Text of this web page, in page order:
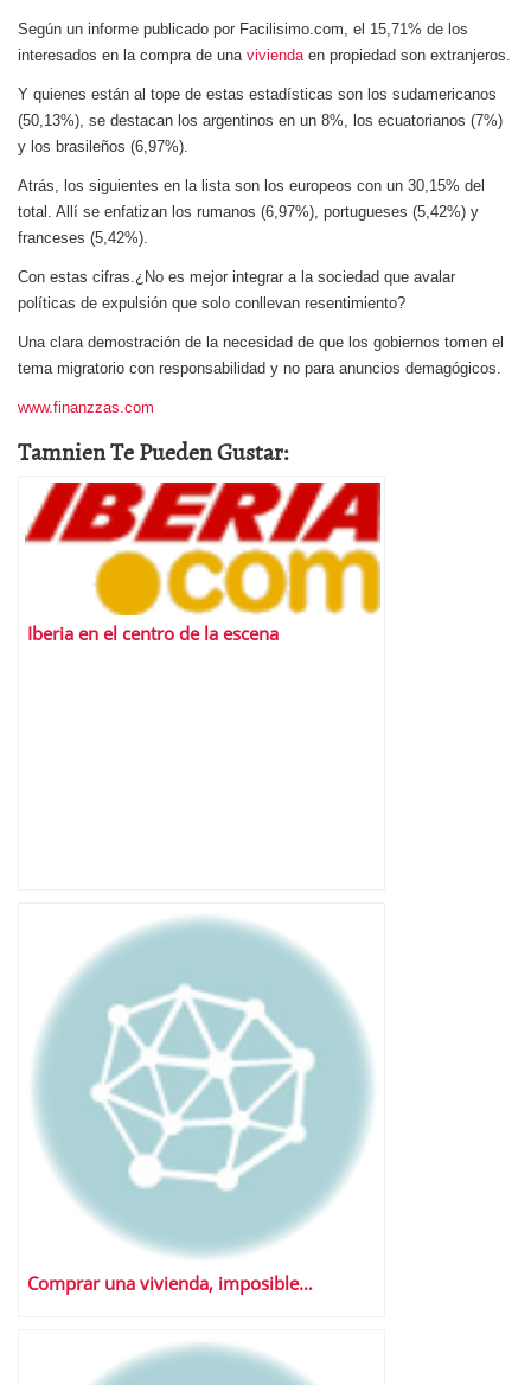
Según un informe publicado por Facilisimo.com, el 15,71% de los
interesados en la compra de unavivienda en propiedad son extranjeros.
Y quienes están al tope de estas estadísticas son los sudamericanos
(50,13%), se destacan los argentinos en un 8%, los ecuatorianos (7%)
y los brasileños (6,97%).
Atrás, los siguientes en la lista son los europeos con un 30,15% del
total. Allí se enfatizan los rumanos (6,97%), portugueses (5,42%) y
franceses (5,42%).
Con estas cifras.¿No es mejor integrar a la sociedad que avalar
políticas de expulsión que solo conllevan resentimiento?
Una clara demostración de la necesidad de que los gobiernos tomen el
tema migratorio con responsabilidad y no para anuncios demagógicos.
www.finanzzas.com
Tamnien Te Pueden Gustar:
Iberia en el centro de la escena
Comprar una vivienda, imposible…